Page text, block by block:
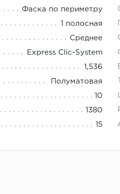
Фаска по периметру
1 полосная
Среднее
Express Clic-System
1,536
Полуматовая
10
1380
15